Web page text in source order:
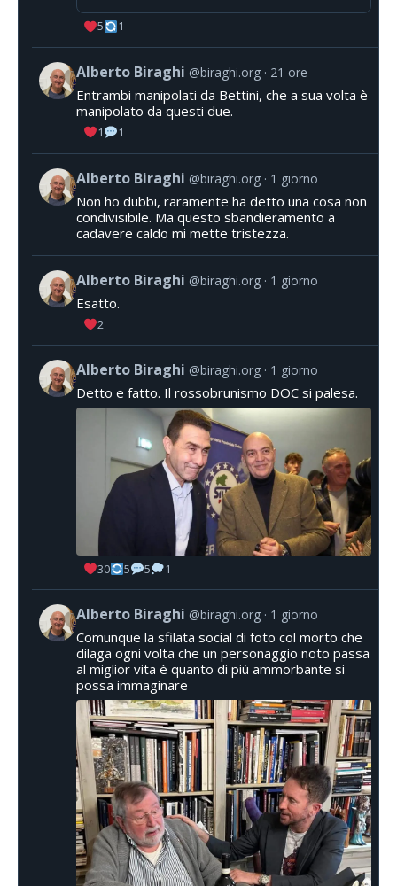
5 1
Alberto Biraghi @biraghi.org 21 ore
Entrambi manipolati da Bettini, che a sua volta è
manipolato da questi due.
1 1
Alberto Biraghi @biraghi.org 1 giorno
Non ho dubbi, raramente ha detto una cosa non
condivisibile. Ma questo sbandieramento a
cadavere caldo mi mette tristezza.
Alberto Biraghi @biraghi.org 1 giorno
Esatto.
2
Alberto Biraghi @biraghi.org 1 giorno
Detto e fatto. Il rossobrunismo DOC si palesa.
30 5 5 1
Alberto Biraghi @biraghi.org 1 giorno
Comunque la sfilata social di foto col morto che
dilaga ogni volta che un personaggio noto passa
al miglior vita è quanto di più ammorbante si
possa immaginare